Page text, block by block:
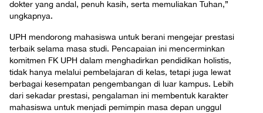
dokter yang andal, penuh kasih, serta memuliakan Tuhan,”
ungkapnya.
UPH mendorong mahasiswa untuk berani mengejar prestasi
terbaik selama masa studi. Pencapaian ini mencerminkan
komitmen FK UPH dalam menghadirkan pendidikan holistis,
tidak hanya melalui pembelajaran di kelas, tetapi juga lewat
berbagai kesempatan pengembangan di luar kampus. Lebih
dari sekadar prestasi, pengalaman ini membentuk karakter
mahasiswa untuk menjadi pemimpin masa depan unggul